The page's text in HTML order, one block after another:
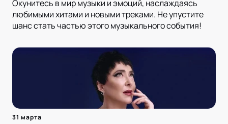
Окунитесь в мир музыки и эмоций, наслаждаясь
любимыми хитами и новыми треками. Не упустите
шанс стать частью этого музыкального события!
31 марта